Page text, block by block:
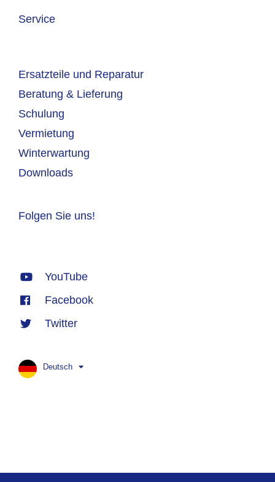
Service
Ersatzteile und Reparatur
Beratung & Lieferung
Schulung
Vermietung
Winterwartung
Downloads
Folgen Sie uns!
YouTube
Facebook
Twitter
Deutsch